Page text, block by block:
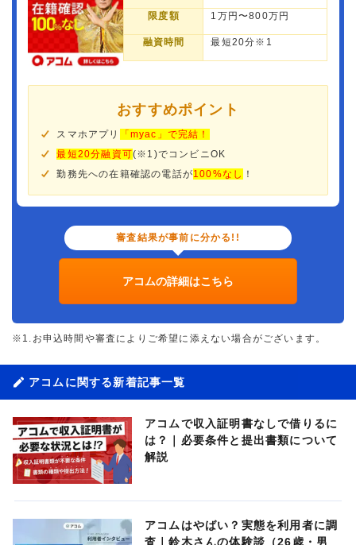
限度額 1万円〜800万円
融資時間 最短20分※1
おすすめポイント
スマホアプリ
「myac」で完結！
最短20分融資可(※1)でコンビニOK
勤務先への在籍確認の電話が100%なし ！
審査結果が事前に分かる!!
アコムの詳細はこちら
※1.お申込時間や審査によりご希望に添えない場合がございます。
アコムに関する新着記事一覧
アコムで収入証明書なしで借りるに
は？｜必要条件と提出書類について
解説
アコムはやばい？実態を利用者に調
査｜鈴木さんの体験談（26歳・男